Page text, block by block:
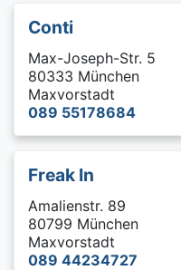
Conti
Max-Joseph-Str. 5
80333 München
Maxvorstadt
089 55178684
Freak In
Amalienstr. 89
80799 München
Maxvorstadt
089 44234727